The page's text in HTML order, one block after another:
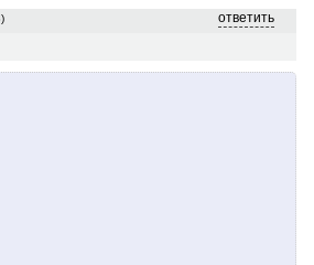
ответить